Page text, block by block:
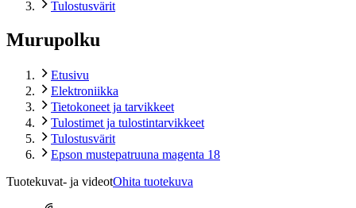
Tulostusvärit
Murupolku
Etusivu
Elektroniikka
Tietokoneet ja tarvikkeet
Tulostimet ja tulostintarvikkeet
Tulostusvärit
Epson mustepatruuna magenta 18
Tuotekuvat- ja videotOhita tuotekuva